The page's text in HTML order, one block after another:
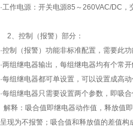
·工作电源：开关电源85～260VAC/DC，
2、控制（报警）部分：
·控制（报警）功能非标准配置，需要此
·两组继电器输出，每组继电器均有个常
·每组继电器都可单设置，可以设置成高
·每组继电器只需要设置两个参数，即吸
解释：吸合值即继电器动作值，释放值
呈现为不报警；吸合值和释放值的差值构